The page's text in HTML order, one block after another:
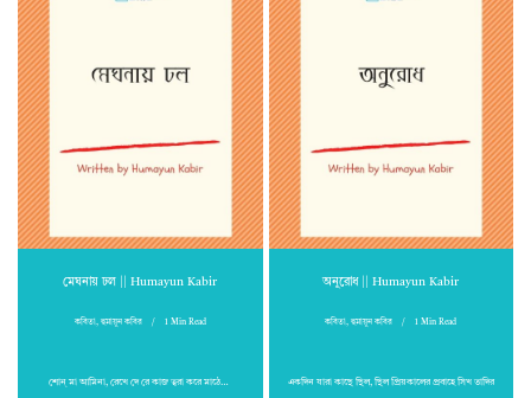
মেঘনায় ঢল || Humayun Kabir
কবিতা , হুমায়ুন কবির 1 Min Read
শোন্ মা আমিনা, রেখে দে রে কাজ ত্বরা করে মাঠে…
অনুরোধ || Humayun Kabir
কবিতা,হুমায়ুন কবির 1 Min Read
একদিন যারা কাছে ছিল, ছিল প্রিয়কালের প্রবাহে সিখ তাদির